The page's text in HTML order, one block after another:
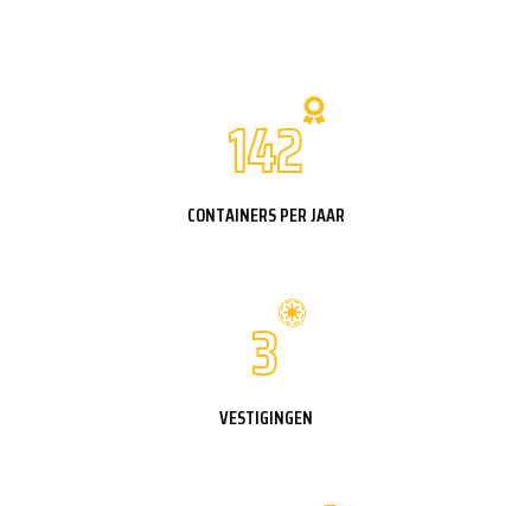
142
CONTAINERS PER JAAR
3
VESTIGINGEN